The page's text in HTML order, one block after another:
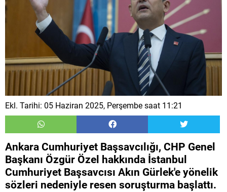
Ekl. Tarihi: 05 Haziran 2025, Perşembe saat 11:21
Ankara Cumhuriyet Başsavcılığı, CHP Genel
Başkanı Özgür Özel hakkında İstanbul
Cumhuriyet Başsavcısı Akın Gürlek'e yönelik
sözleri nedeniyle resen soruşturma başlattı.